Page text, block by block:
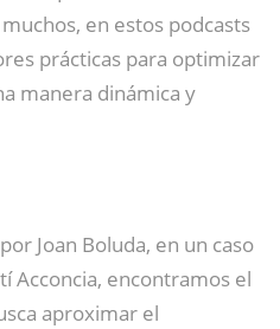
en estos podcasts
prácticas para optimizar
manera dinámica y
Joan Boluda, en un caso
Acconcia, encontramos el
aproximar el